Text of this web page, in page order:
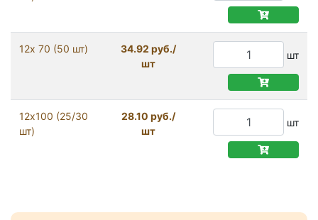
12х 70 (50 шт)
34.92 руб./
шт
шт
12х100 (25/30
шт)
28.10 руб./
шт
шт